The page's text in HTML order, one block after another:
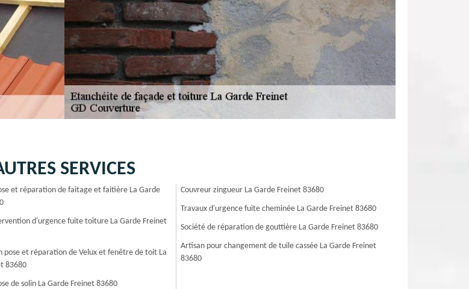
SERVICES
et réparation de faitage et faitière La Garde
d'urgence fuite toiture La Garde Freinet
pose et réparation de Velux et fenêtre de toit La
83680
de solin La Garde Freinet 83680
Couvreur zingueur La Garde Freinet 83680
Travaux d'urgence fuite cheminée La Garde Freinet 83680
Société de réparation de gouttière La Garde Freinet 83680
Artisan pour changement de tuile cassée La Garde Freinet
83680